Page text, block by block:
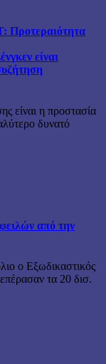
Προτεραιότητα
είναι
είναι η προστασία
δυνατό
από την
ο Εξωδικαστικός
τα 20 δισ.